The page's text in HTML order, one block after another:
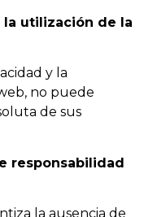
la utilización de la
y la
no puede
de sus
responsabilidad
la ausencia de